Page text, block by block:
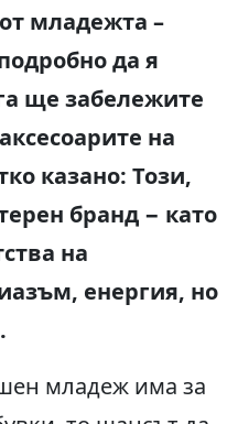
младежта –
да я
ще забележите
на
казано: Този,
бранд − като
на
енергия, но
младеж има за